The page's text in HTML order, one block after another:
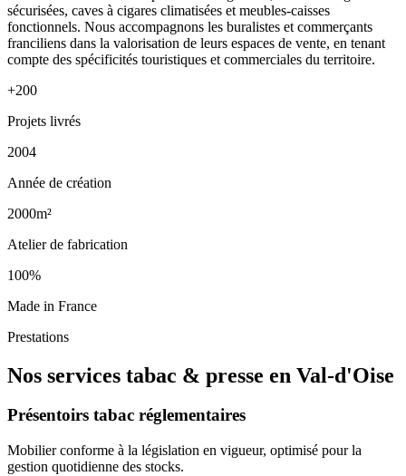
sécurisées, caves à cigares climatisées et meubles-caisses
fonctionnels. Nous accompagnons les buralistes et commerçants
franciliens dans la valorisation de leurs espaces de vente, en tenant
compte des spécificités touristiques et commerciales du territoire.
+200
Projets livrés
2004
Année de création
2000m²
Atelier de fabrication
100%
Made in France
Prestations
Nos services tabac & presse en Val-d'Oise
Présentoirs tabac réglementaires
Mobilier conforme à la législation en vigueur, optimisé pour la
gestion quotidienne des stocks.